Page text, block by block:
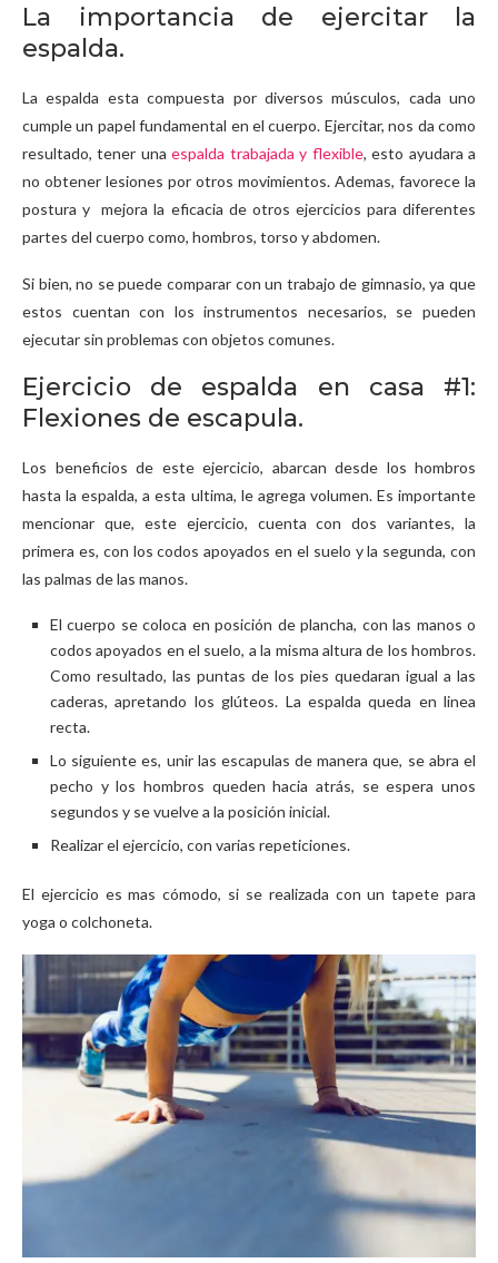
La importancia de ejercitar la
espalda.
La espalda esta compuesta por diversos músculos, cada uno
cumple un papel fundamental en el cuerpo. Ejercitar, nos da como
resultado, tener unaespalda trabajada y flexible, esto ayudara a
no obtener lesiones por otros movimientos. Ademas, favorece la
postura y mejora la eficacia de otros ejercicios para diferentes
partes del cuerpo como, hombros, torso y abdomen.
Si bien, no se puede comparar con un trabajo de gimnasio, ya que
estos cuentan con los instrumentos necesarios, se pueden
ejecutar sin problemas con objetos comunes.
Ejercicio de espalda en casa #1:
Flexiones de escapula.
Los beneficios de este ejercicio, abarcan desde los hombros
hasta la espalda, a esta ultima, le agrega volumen. Es importante
mencionar que, este ejercicio, cuenta con dos variantes, la
primera es, con los codos apoyados en el suelo y la segunda, con
las palmas de las manos.
El cuerpo se coloca en posición de plancha, con las manos o
codos apoyados en el suelo, a la misma altura de los hombros.
Como resultado, las puntas de los pies quedaran igual a las
caderas, apretando los glúteos. La espalda queda en linea
recta.
Lo siguiente es, unir las escapulas de manera que, se abra el
pecho y los hombros queden hacia atrás, se espera unos
segundos y se vuelve a la posición inicial.
Realizar el ejercicio, con varias repeticiones.
El ejercicio es mas cómodo, si se realizada con un tapete para
yoga o colchoneta.